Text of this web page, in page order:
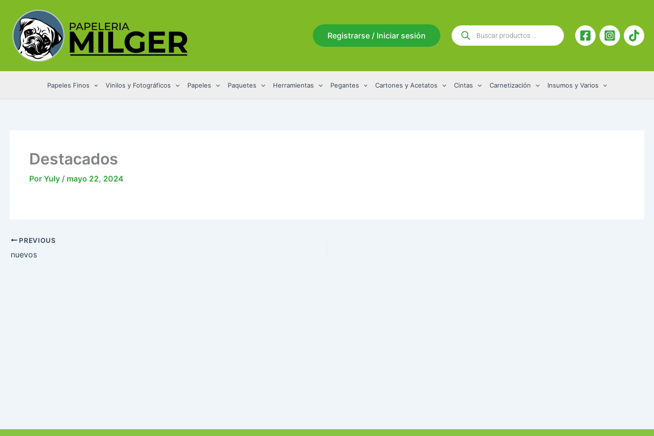
contenido
Registrarse / Iniciar sesión
Búsqueda
de
productos
Papeles Finos Vinilos y Fotográficos Papeles Paquetes Herramientas Pegantes Cartones y Acetatos Cintas Carnetización Insumos y Varios
Destacados
Por Yuly / mayo 22, 2024
PREVIOUS
nuevos